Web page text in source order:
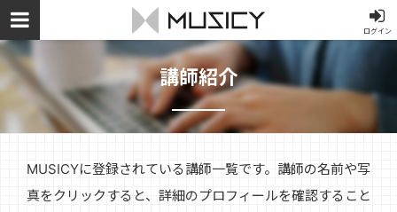
ログイン
講師紹介
MUSICYに登録されている講師一覧です。講師の名前や写
真をクリックすると、詳細のプロフィールを確認すること